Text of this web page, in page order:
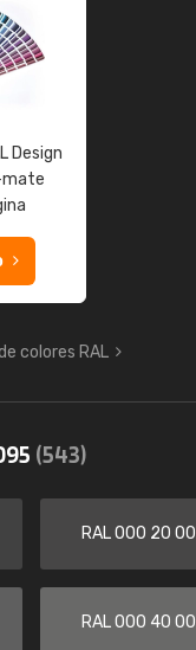
Design
mate
colores RAL
(543)
RAL 000 20 00
RAL 000 40 00